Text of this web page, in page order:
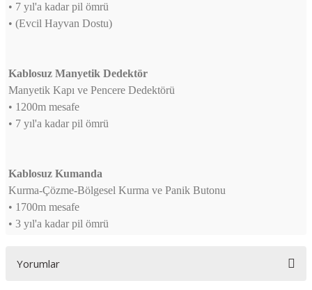
• 7 yıl'a kadar pil ömrü
• (Evcil Hayvan Dostu)
Kablosuz Manyetik Dedektör
Manyetik Kapı ve Pencere Dedektörü
• 1200m mesafe
• 7 yıl'a kadar pil ömrü
Kablosuz Kumanda
Kurma-Çözme-Bölgesel Kurma ve Panik Butonu
• 1700m mesafe
• 3 yıl'a kadar pil ömrü
Yorumlar